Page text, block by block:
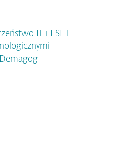
IT i ESET